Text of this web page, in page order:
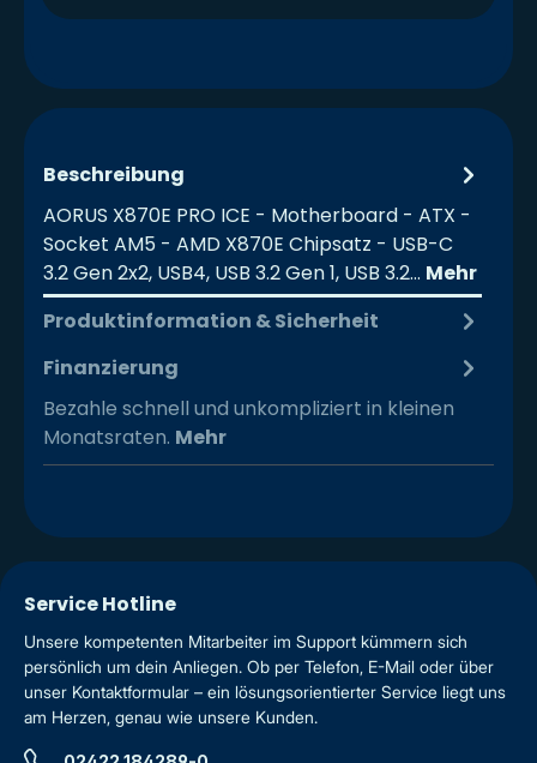
Beschreibung
AORUS X870E PRO ICE - Motherboard - ATX -
Socket AM5 - AMD X870E Chipsatz - USB-C
3.2 Gen 2x2, USB4, USB 3.2 Gen 1, USB 3.2… Mehr
Produktinformation & Sicherheit
Finanzierung
Bezahle schnell und unkompliziert in kleinen
Monatsraten. Mehr
Service Hotline
Unsere kompetenten Mitarbeiter im Support kümmern sich
persönlich um dein Anliegen. Ob per Telefon, E-Mail oder über
unser Kontaktformular – ein lösungsorientierter Service liegt uns
am Herzen, genau wie unsere Kunden.